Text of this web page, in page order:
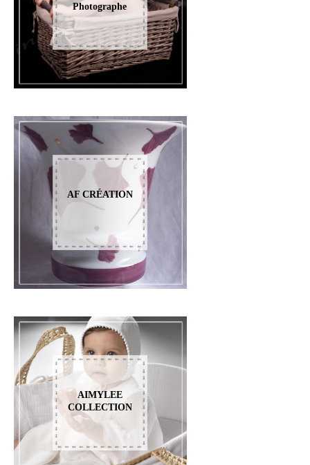
Photographe
AF CRÉATION
AIMYLEE
COLLECTION